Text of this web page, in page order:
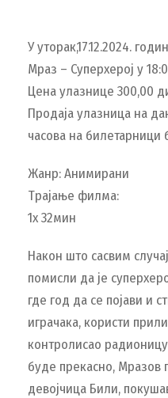
У уторак,17.12.2024.
Мраз – Суперхерој у
Цена улазнице 300,00
Продаја улазница на
часова на билетарници
Жанр: Анимирани
Трајање филма:
1х 32мин
Након што сасвим
помисли да је
где год да се појави и
играчака, користи
контролисао
буде прекасно,
девојчица Били,